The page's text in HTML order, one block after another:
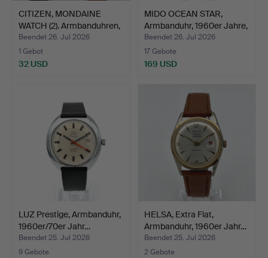
CITIZEN, MONDAINE
WATCH (2). Armbanduhren,
…
Beendet 26. Jul 2026
1 Gebot
32 USD
MIDO OCEAN STAR,
Armbanduhr, 1960er Jahre,
…
Beendet 26. Jul 2026
17 Gebote
169 USD
LUZ Prestige, Armbanduhr,
1960er/70er Jahr…
Beendet 25. Jul 2026
9 Gebote
HELSA, Extra Flat,
Armbanduhr, 1960er Jahr…
Beendet 25. Jul 2026
2 Gebote